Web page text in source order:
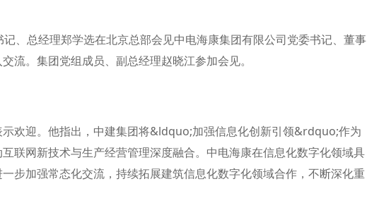
、总经理郑学选在北京总部会见中电海康集团有限公司党委书记、董事
流。集团党组成员、副总经理赵晓江参加会见。
欢迎。他指出，中建集团将&ldquo;加强信息化创新引领&rdquo;作为
联网新技术与生产经营管理深度融合。中电海康在信息化数字化领域具
步加强常态化交流，持续拓展建筑信息化数字化领域合作，不断深化重